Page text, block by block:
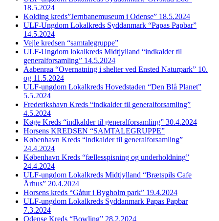
18.5.2024
Kolding kreds”Jernbanemuseum i Odense” 18.5.2024
ULF-Ungdom Lokalkreds Syddanmark “Papas Papbar”
14.5.2024
Vejle kredsen “samtalegruppe”
ULF-Ungdom lokalkreds Midtjylland “indkalder til
generalforsamling” 14.5.2024
Aabenraa “Overnatning i shelter ved Ensted Naturpark” 10.
og 11.5.2024
ULF-ungdom Lokalkreds Hovedstaden “Den Blå Planet”
5.5.2024
Frederikshavn Kreds “indkalder til generalforsamling”
4.5.2024
Køge Kreds “indkalder til generalforsamling” 30.4.2024
Horsens KREDSEN “SAMTALEGRUPPE”
København Kreds “indkalder til generalforsamling”
24.4.2024
København Kreds “fællesspisning og underholdning”
24.4.2024
ULF-ungdom Lokalkreds Midtjylland “Brætspils Cafe
Århus” 20.4.2024
Horsens kreds “Gåtur i Bygholm park” 19.4.2024
ULF-ungdom Lokalkreds Syddanmark Papas Papbar
7.3.2024
Odense Kreds “Bowling” 28.2.2024